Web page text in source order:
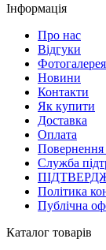
Інформація
Про нас
Відгуки
Фотогалерея
Новини
Контакти
Як купити
Доставка
Оплата
Повернення
Служба
Політика
Публічна
Каталог товарів